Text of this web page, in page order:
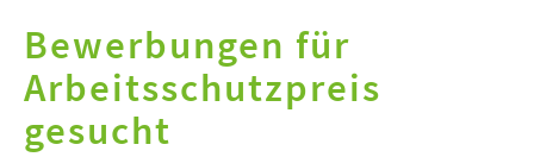
Bewerbungen für
Arbeitsschutzpreis
gesucht